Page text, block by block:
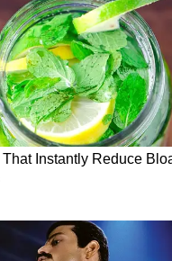
అనుపమ పరమేశ్వరన్
మునుపటి చిత్రం
ఆసక్తిని
విడుదల చేయబోతున్నారు.
సంగీతం అందిస్తుండగా
శ్రీకర స్టూడియోస్ ఈ
భారీస్థాయిలో
`లాల్‌ సలామ్‌` తెలుగు